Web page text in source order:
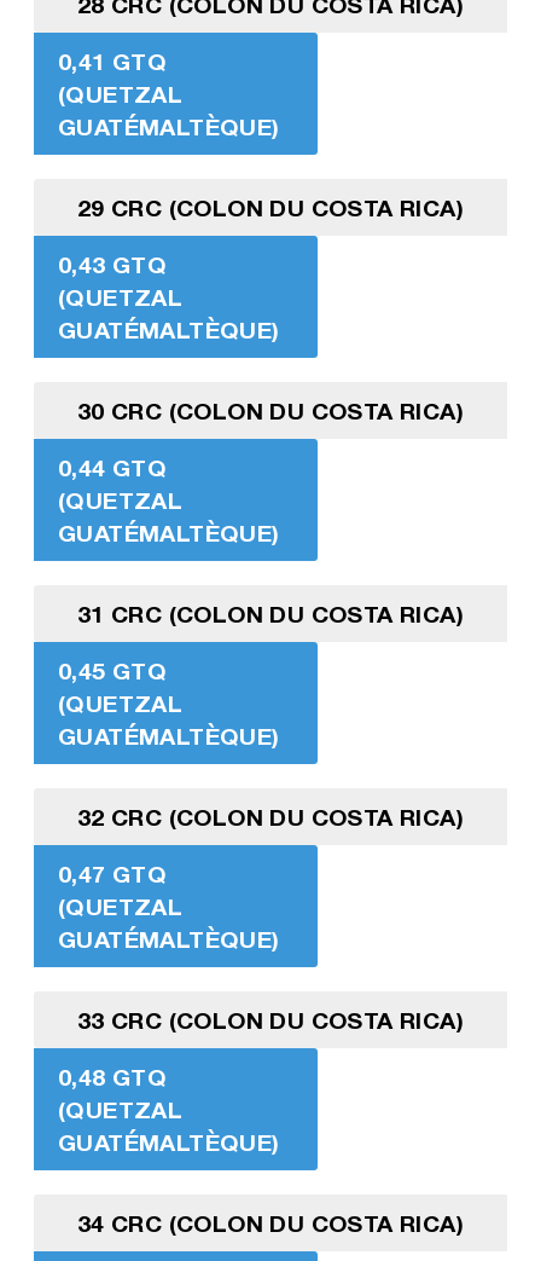
0,41 GTQ
(QUETZAL
GUATÉMALTÈQUE)
29 CRC (COLON DU COSTA RICA)
0,43 GTQ
(QUETZAL
GUATÉMALTÈQUE)
30 CRC (COLON DU COSTA RICA)
0,44 GTQ
(QUETZAL
GUATÉMALTÈQUE)
31 CRC (COLON DU COSTA RICA)
0,45 GTQ
(QUETZAL
GUATÉMALTÈQUE)
32 CRC (COLON DU COSTA RICA)
0,47 GTQ
(QUETZAL
GUATÉMALTÈQUE)
33 CRC (COLON DU COSTA RICA)
0,48 GTQ
(QUETZAL
GUATÉMALTÈQUE)
34 CRC (COLON DU COSTA RICA)